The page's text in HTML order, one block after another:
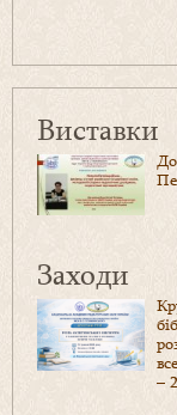
Виставки
До
Заходи
–